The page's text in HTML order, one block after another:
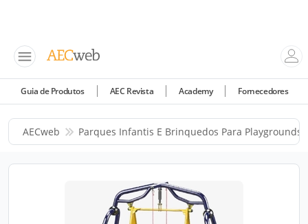
Guia de Produtos AEC Revista Academy Fornecedores
AECweb Parques Infantis E Brinquedos Para Playgrounds